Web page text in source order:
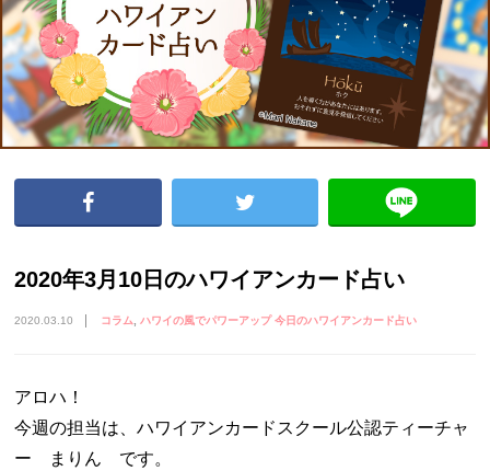
2020年3月10日のハワイアンカード占い
2020.03.10 コラム ハワイの風でパワーアップ 今日のハワイアンカード占い
アロハ！
今週の担当は、ハワイアンカードスクール公認ティーチャ
ー まりん です。